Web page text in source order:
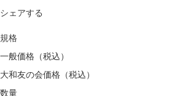
シェアする
規格
一般価格（税込）
大和友の会価格（税込）
数量